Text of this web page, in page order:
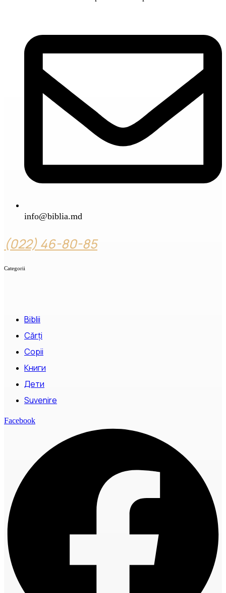
info@biblia.md
(022) 46-80-85
Categorii
Biblii
Cărți
Copii
Книги
Дети
Suvenire
Facebook